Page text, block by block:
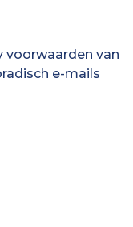
voorwaarden van
e-mails